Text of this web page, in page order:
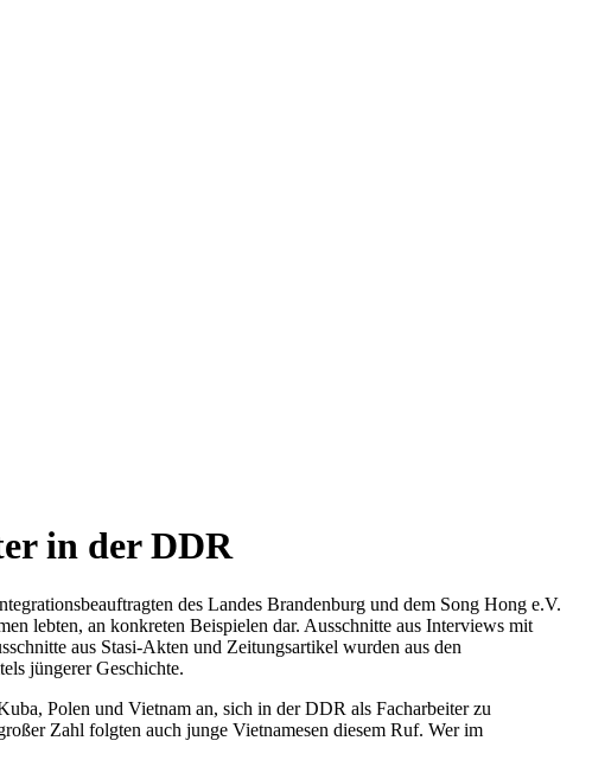
in der DDR
des Landes Brandenburg und dem Song Hong e.V.
lebten, an konkreten Beispielen dar. Ausschnitte aus Interviews mit
aus Stasi-Akten und Zeitungsartikel wurden aus den
jüngerer Geschichte.
Polen und Vietnam an, sich in der DDR als Facharbeiter zu
Zahl folgten auch junge Vietnamesen diesem Ruf. Wer im